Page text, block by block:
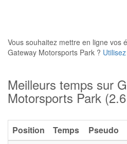
Vous souhaitez mettre en ligne vos
Gateway Motorsports Park ?
Meilleurs temps sur
Motorsports Park
Position Temps Pseudo